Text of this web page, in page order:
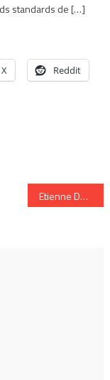
standards de […]
X Reddit
Etienne Daho chaud comme la braise à Cannes